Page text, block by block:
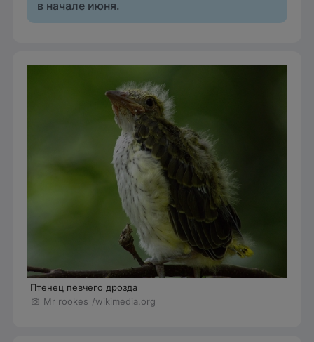
в начале июня.
Птенец певчего дрозда
Mr rookes /wikimedia.org